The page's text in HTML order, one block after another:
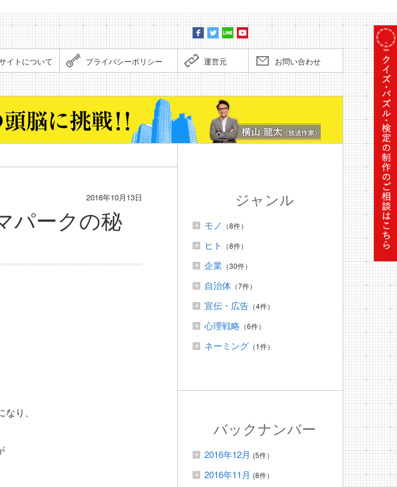
イトについて プライバシーポリシー 運営元 お問い合わせ
スーパ
2016年10月13日
パークの秘
り、
ジャンル
モノ （8件）
ヒト （8件）
企業 （30件）
自治体 （7件）
宣伝・広告 （4件）
心理戦略 （6件）
ネーミング （1件）
バックナンバー
2016年12月 (5件）
2016年11月 (8件）